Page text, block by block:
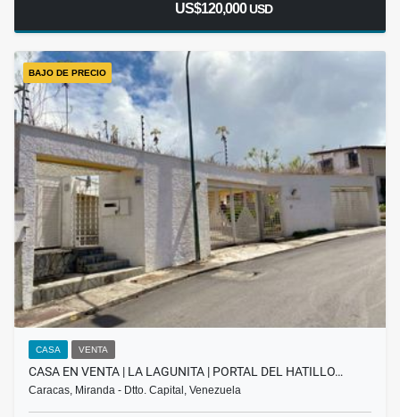
US$120,000USD
BAJO DE PRECIO
CASA VENTA
CASA EN VENTA | LA LAGUNITA | PORTAL DEL HATILLO…
Caracas, Miranda - Dtto. Capital, Venezuela